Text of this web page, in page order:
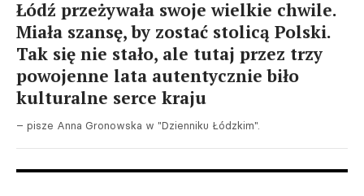
Łódź przeżywała swoje wielkie chwile.
Miała szansę, by zostać stolicą Polski.
Tak się nie stało, ale tutaj przez trzy
powojenne lata autentycznie biło
kulturalne serce kraju
– pisze Anna Gronowska w "Dzienniku Łódzkim".